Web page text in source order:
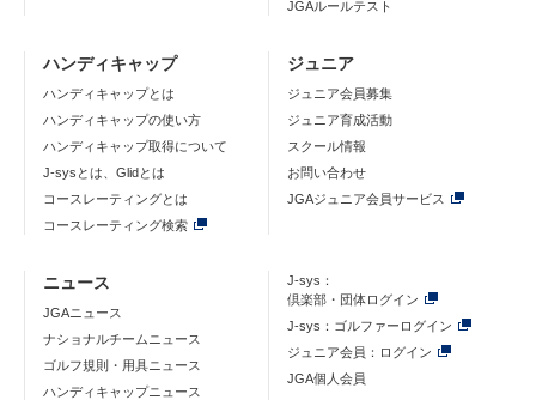
JGAルールテスト
ハンディキャップ
ハンディキャップとは
ハンディキャップの使い方
ハンディキャップ取得について
J-sysとは、Glidとは
コースレーティングとは
コースレーティング検索
ジュニア
ジュニア会員募集
ジュニア育成活動
スクール情報
お問い合わせ
JGAジュニア会員サービス
ニュース
JGAニュース
ナショナルチームニュース
ゴルフ規則・用具ニュース
ハンディキャップニュース
J-sys：
倶楽部・団体ログイン
J-sys：ゴルファーログイン
ジュニア会員：ログイン
JGA個人会員